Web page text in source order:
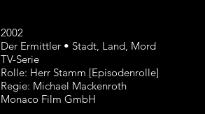
2002
Der Ermittler • Stadt, Land, Mord
TV-Serie
Rolle: Herr Stamm [Episodenrolle]
Regie: Michael Mackenroth
Monaco Film GmbH